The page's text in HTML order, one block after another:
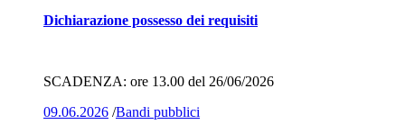
Dichiarazione possesso dei requisiti
SCADENZA: ore 13.00 del 26/06/2026
09.06.2026 /Bandi pubblici